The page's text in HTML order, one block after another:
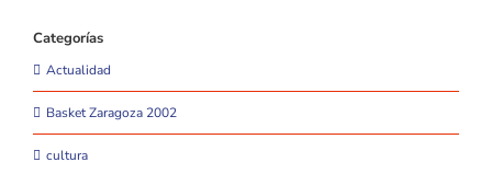
Categorías
Actualidad
Basket Zaragoza 2002
cultura